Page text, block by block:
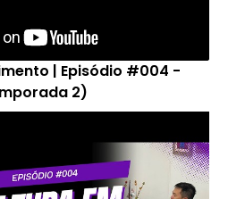
| Episódio #004 -
2)